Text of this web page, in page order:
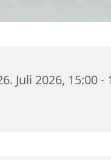
Juli 2026, 15:00 -